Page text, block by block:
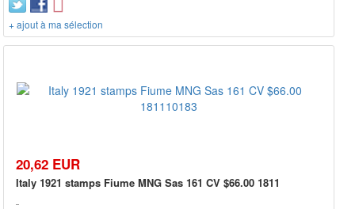
+ ajout à ma sélection
20,62 EUR
Italy 1921 stamps Fiume MNG Sas 161 CV $66.00 1811